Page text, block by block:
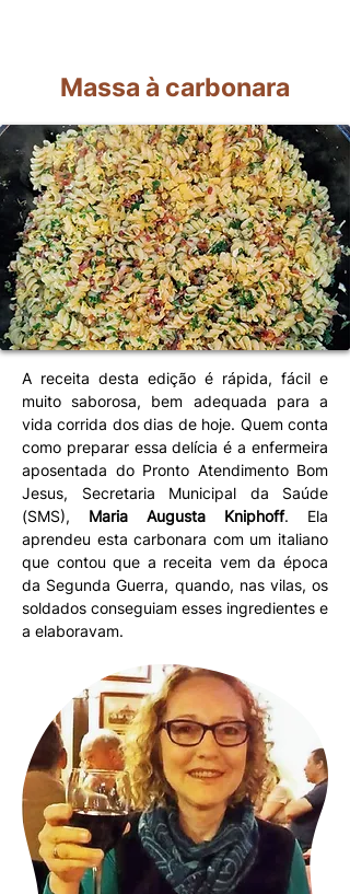
Massa à carbonara
A receita desta edição é rápida, fácil e
muito saborosa, bem adequada para a
vida corrida dos dias de hoje. Quem conta
como preparar essa delícia é a enfermeira
aposentada do Pronto Atendimento Bom
Jesus, Secretaria Municipal da Saúde
(SMS), Maria Augusta Kniphoff. Ela
aprendeu esta carbonara com um italiano
que contou que a receita vem da época
da Segunda Guerra, quando, nas vilas, os
soldados conseguiam esses ingredientes e
a elaboravam.